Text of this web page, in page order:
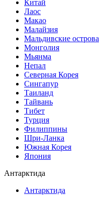
Китай
Лаос
Макао
Малайзия
Мальдивские острова
Монголия
Мьянма
Непал
Северная Корея
Сингапур
Таиланд
Тайвань
Тибет
Турция
Филиппины
Шри-Ланка
Южная Корея
Япония
Антарктида
Антарктида